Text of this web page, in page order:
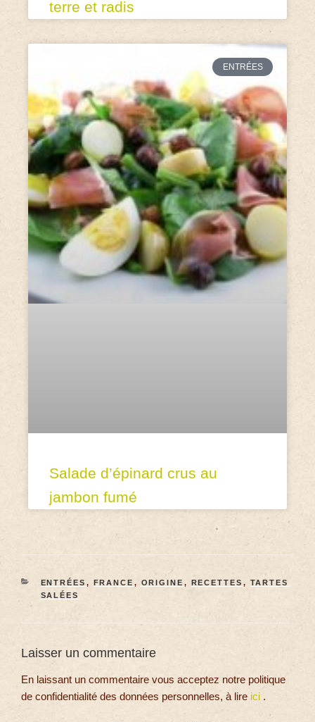
terre et radis
ENTRÉES
Salade d’épinard crus au
jambon fumé
ENTRÉES , FRANCE , ORIGINE , RECETTES , TARTES
SALÉES
Laisser un commentaire
En laissant un commentaire vous acceptez notre politique
de confidentialité des données personnelles, à lire ici .